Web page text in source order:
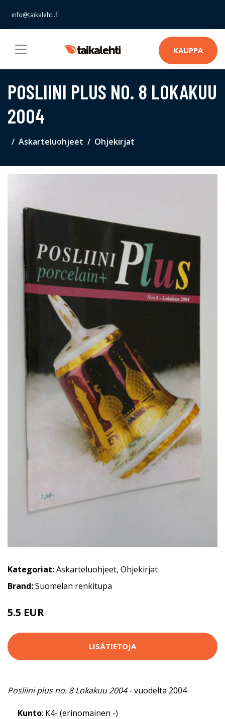
info@taikalehti.fi
KAUPPA
POSLIINI PLUS NO. 8 LOKAKUU
2004
Askarteluohjeet Ohjekirjat
Kategoriat:Askarteluohjeet, Ohjekirjat
Brand:Suomelan renkitupa
5.5 EUR
LISÄTIETOJA
Posliini plus no. 8 Lokakuu 2004- vuodelta 2004
Kunto: K4- (erinomainen -)